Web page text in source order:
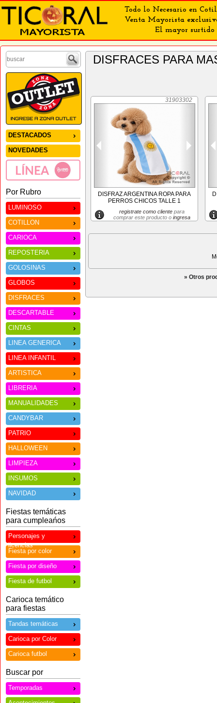
Todo lo Necesario en
Venta Mayorista
El mayor surtido
DESTACADOS
NOVEDADES
Por Rubro
LUMINOSO
COTILLON
CARIOCA
REPOSTERIA
GOLOSINAS
GLOBOS
DISFRACES
DESCARTABLE
CINTAS
LINEA GENERICA
LINEA INFANTIL
ARTISTICA
LIBRERIA
MANUALIDADES
CANDYBAR
PATRIO
HALLOWEEN
LIMPIEZA
INSUMOS
NAVIDAD
Fiestas temáticas
para cumpleańos
Personajes y
licencias
Fiesta por color
Fiesta por diseño
Fiesta de futbol
Carioca temático
para fiestas
Tandas temáticas
Carioca por Color
Carioca futbol
Buscar por
Temporadas
DISFRACES PARA
31903302
DISFRAZ ARGENTINA ROPA PARA
PERROS CHICOS TALLE 1
registrate como clientepara
comprar este producto o ingresa
» Otros